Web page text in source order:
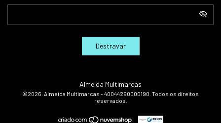
Destravar
Almeida Multimarcas
©2026. Almeida Multimarcas - 40044290000190. Todos os direitos
reservados.